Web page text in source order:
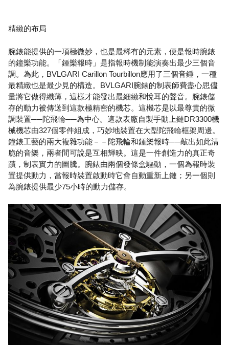
精緻的布局
腕錶能提供的一項極微妙，也是最稀有的元素，便是報時腕錶
的鐘樂功能。「鍾樂報時」是指報時機制能演奏出最少三個音
調。為此，BVLGARI Carillon Tourbillon應用了三個音錘，一種
最精緻也是最少見的構造。BVLGARI腕錶的制表師費盡心思儘
量將它做得纖薄，這樣才能發出最細緻和悅耳的聲音。腕錶儲
存的動力被傳送到這款極精密的機芯。這機芯是以最尊貴的微
調裝置──陀飛輪──為中心。這款表廠自製手動上鏈DR3300機
械機芯由327個零件組成，巧妙地裝置在大型陀飛輪框架周邊。
鐘錶工藝的兩大複雜功能－－陀飛輪和鍾樂報時──敲出如此清
脆的音樂，兩者間可說是互相輝映。這是一件創造力的真正奇
蹟，制表實力的圖騰。腕錶由兩個發條盒驅動，一個為報時裝
置提供動力，當報時裝置啟動時它會自動重新上鏈；另一個則
為腕錶提供最少75小時的動力儲存。